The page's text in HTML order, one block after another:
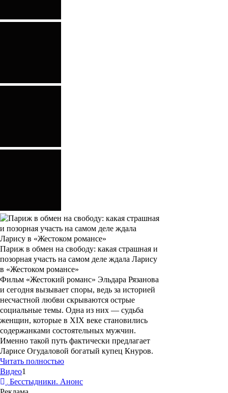
Париж в обмен на свободу: какая страшная и
позорная участь на самом деле ждала Ларису
в «Жестоком романсе»
Фильм «Жестокий романс» Эльдара Рязанова
и сегодня вызывает споры, ведь за историей
несчастной любви скрываются острые
социальные темы. Одна из них — судьба
женщин, которые в XIX веке становились
содержанками состоятельных мужчин.
Именно такой путь фактически предлагает
Ларисе Огудаловой богатый купец Кнуров.
Читать полностью
Видео1
Бесстыдники. Анонс